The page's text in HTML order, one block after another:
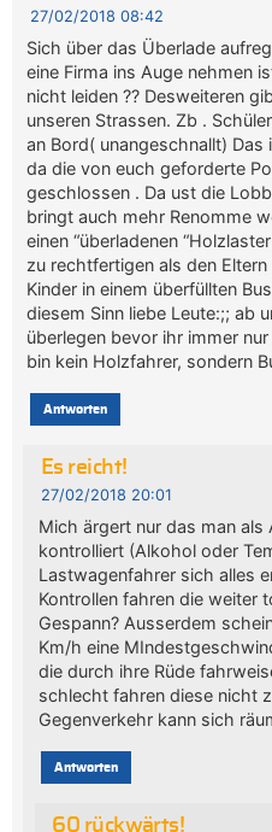
27/02/2018 08:42
Sich über das Überlade
eine Firma ins Auge nehmen
nicht leiden ?? Desweiteren
unseren Strassen. Zb .
an Bord( unangeschnallt)
da die von euch geforderte
geschlossen . Da ust die
bringt auch mehr Renomme
einen “überladenen
zu rechtfertigen als den
Kinder in einem überfüllten
diesem Sinn liebe Leute:;; ab
überlegen bevor ihr immer
bin kein Holzfahrer, sondern
Antworten
Es reicht!
27/02/2018 20:01
Mich ärgert nur das man als
kontrolliert (Alkohol oder
Lastwagenfahrer sich alles
Kontrollen fahren die weiter
Gespann? Ausserdem
Km/h eine
die durch ihre Rüde
schlecht fahren diese nicht
Gegenverkehr kann sich
Antworten
60 rückwärts!